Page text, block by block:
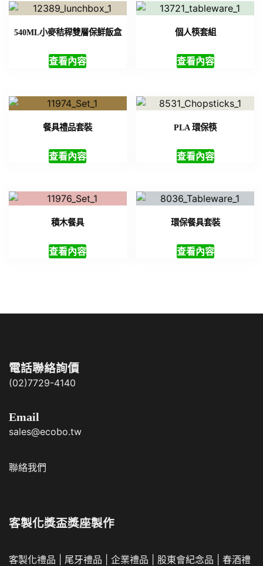
540ML小麥秸稈雙層保鮮飯盒
查看內容
個人筷套組
查看內容
餐具禮品套裝
查看內容
PLA 環保筷
查看內容
積木餐具
查看內容
環保餐具套裝
查看內容
電話聯絡詢價
(02)7729-4140
Email
sales@ecobo.tw
聯絡我們
客製化獎盃獎座製作
客製化禮品 尾牙禮品 企業禮品 股東會紀念品
春酒禮